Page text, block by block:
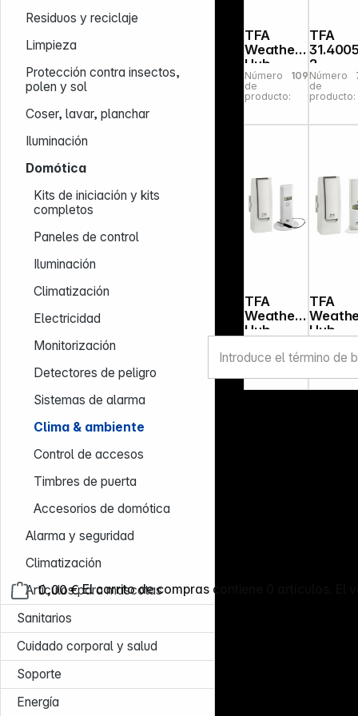
0,00 € El carrito de compras contiene 0 artículos. El
Residuos y reciclaje
Limpieza
Protección contra insectos,
polen y sol
Coser, lavar, planchar
Iluminación
Domótica
Kits de iniciación y kits
completos
Paneles de control
Iluminación
Climatización
Electricidad
Monitorización
Detectores de peligro
Sistemas de alarma
Clima & ambiente
Control de accesos
Timbres de puerta
Accesorios de domótica
Alarma y seguridad
Climatización
Artículos para mascotas
Sanitarios
Cuidado corporal y salud
Soporte
Energía
TFA
Weather
Hub
Estación
meteorol
ógica
Número
de
producto:
109762
TFA
2
hub Set
Weather
Station
Número
de
producto:
TFA
Weather
Hub
R 31.4013
et
de
producto:
TFA
Hub
R 31.4012
et
de
producto: